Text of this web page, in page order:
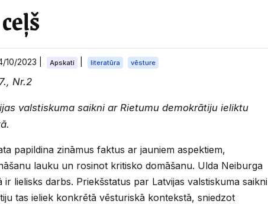
10/2023 Apskati literatūra vēsture
Nr.2
valstiskuma saikni ar Rietumu demokrātiju ieliktu
papildina zināmus faktus ar jauniem aspektiem,
lauku un rosinot kritisko domāšanu. Ulda Neiburga
ir lielisks darbs. Priekšstatus par Latvijas valstiskuma saikni
tas ieliek konkrētā vēsturiskā kontekstā, sniedzot